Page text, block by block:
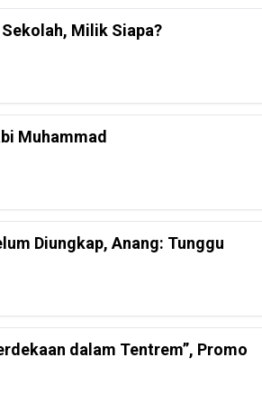
Milik Siapa?
Muhammad
Diungkap, Anang: Tunggu
dalam Tentrem”, Promo